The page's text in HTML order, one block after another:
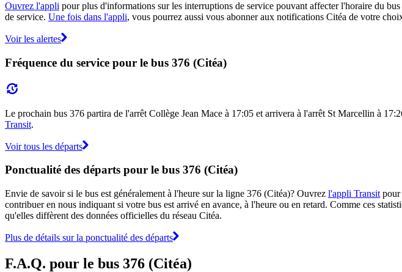
Ouvrez l'appli pour plus d'informations sur les interruptions de service pouvant affecter l'horaire du
de service. Une fois dans l'appli, vous pourrez aussi vous abonner aux notifications Citéa de votre
Voir les alertes
Fréquence du service pour le bus 376 (Citéa)
Le prochain bus 376 partira de l'arrêt Collège Jean Mace à 17:05 et arrivera à l'arrêt St Marcellin à
Transit.
Voir tous les départs
Ponctualité des départs pour le bus 376 (Citéa)
Envie de savoir si le bus est généralement à l'heure sur la ligne 376 (Citéa)? Ouvrez l'appli Transit pour
contribuer en nous indiquant si votre bus est arrivé en avance, à l'heure ou en retard. Comme ces
qu'elles diffèrent des données officielles du réseau Citéa.
Plus de détails sur la ponctualité des départs
F.A.Q. pour le bus 376 (Citéa)